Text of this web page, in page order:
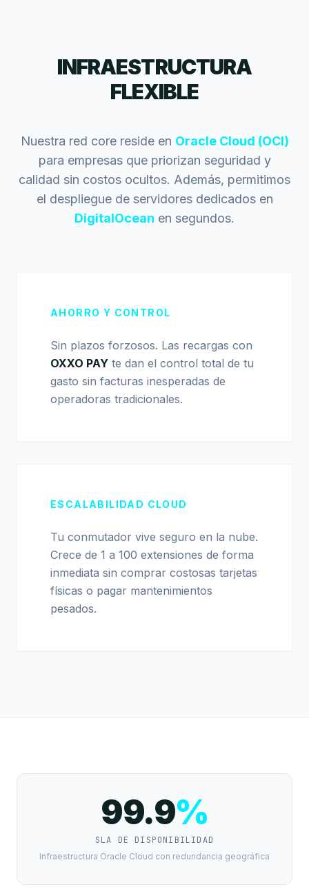
INFRAESTRUCTURA
FLEXIBLE
Nuestra red core reside en Oracle Cloud (OCI)
para empresas que priorizan seguridad y
calidad sin costos ocultos. Además, permitimos
el despliegue de servidores dedicados en
DigitalOcean en segundos.
AHORRO Y CONTROL
Sin plazos forzosos. Las recargas con
OXXO PAY te dan el control total de tu
gasto sin facturas inesperadas de
operadoras tradicionales.
ESCALABILIDAD CLOUD
Tu conmutador vive seguro en la nube.
Crece de 1 a 100 extensiones de forma
inmediata sin comprar costosas tarjetas
físicas o pagar mantenimientos
pesados.
99.9%
SLA DE DISPONIBILIDAD
Infraestructura Oracle Cloud con redundancia geográfica